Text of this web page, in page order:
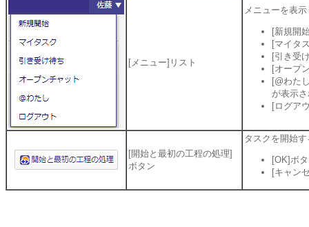
[メニュー]リスト
メニューを表
[新規開
[マイタ
[引き受
[オープ
[@わた
が表示
[ログア
[開始と最初の工程の処理]
ボタン
タスクを開始
[OK]ボ
[キャン